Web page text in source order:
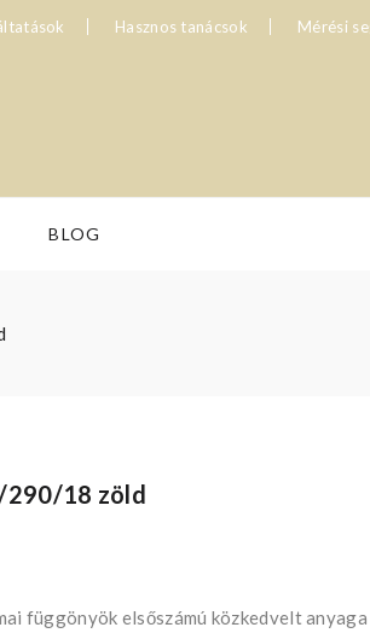
Hasznos tanácsok Mérési
BLOG
290/18 zöld
függönyök elsőszámú közkedvelt anyaga